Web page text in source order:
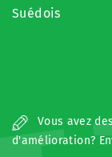
Suédois
Vous avez
d'amélioration?